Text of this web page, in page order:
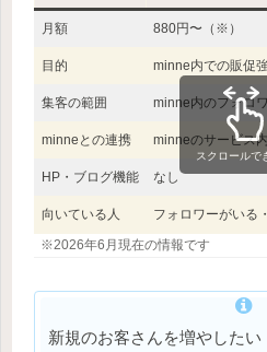
月額 880円〜 （※）
目的 minne内での販促
集客の範囲 minne内のフォロ
minneとの連携 minneのサービス内
HP・ブログ機能 なし
向いている人 フォロワーがいる
スクロールで
※2026年6月現在の情報です
新規のお客さんを増やした